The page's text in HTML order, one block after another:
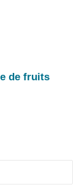
de fruits